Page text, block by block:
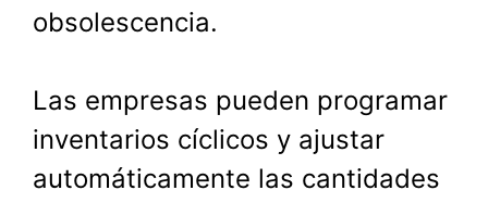
obsolescencia.
Las empresas pueden programar
inventarios cíclicos y ajustar
automáticamente las cantidades